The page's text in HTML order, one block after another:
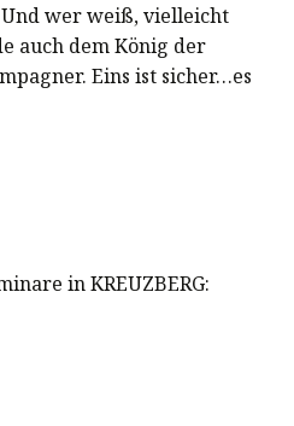
wer weiß, vielleicht
auch dem König der
Eins ist sicher…es
in KREUZBERG: